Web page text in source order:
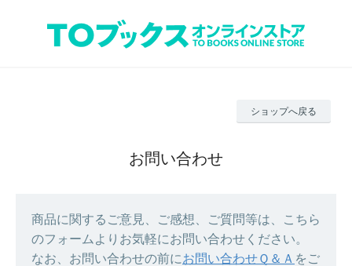
ショップへ戻る
お問い合わせ
商品に関するご意見、ご感想、ご質問等は、こちら
のフォームよりお気軽にお問い合わせください。
なお、お問い合わせの前にお問い合わせＱ＆Ａ をご